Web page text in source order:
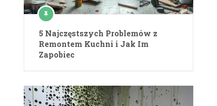
5 Najczęstszych Problemów z
Remontem Kuchni i Jak Im
Zapobiec